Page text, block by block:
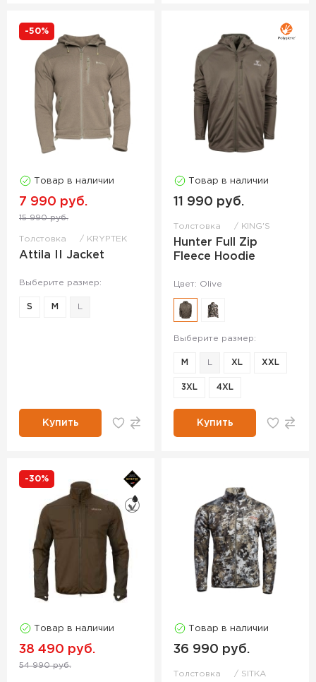
-50%
Товар в наличии
7 990 руб.
15 990 руб.
Толстовка KRYPTEK
Attila II Jacket
Выберите размер:
S M
Купить
Товар в наличии
11 990 руб.
Толстовка KING'S
Hunter Full Zip
Fleece Hoodie
Цвет: Olive
Выберите размер:
M XL XXL
3XL 4XL
Купить
-30%
Товар в наличии
38 490 руб.
54 990 руб.
Товар в наличии
36 990 руб.
Толстовка SITKA